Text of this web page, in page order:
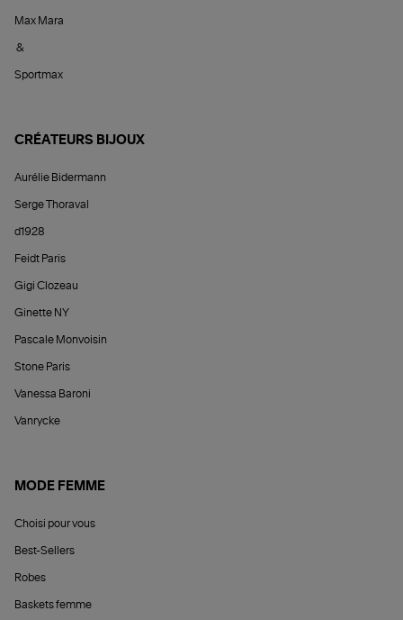
Max Mara
&
Sportmax
CRÉATEURS BIJOUX
Aurélie Bidermann
Serge Thoraval
d1928
Feidt Paris
Gigi Clozeau
Ginette NY
Pascale Monvoisin
Stone Paris
Vanessa Baroni
Vanrycke
MODE FEMME
Choisi pour vous
Best-Sellers
Robes
Baskets femme